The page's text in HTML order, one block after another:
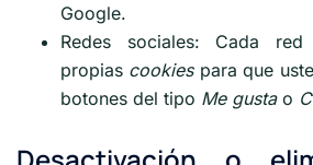
Google.
Redes sociales: Cada
propias cookiespara que
botones del tipo Me gustao